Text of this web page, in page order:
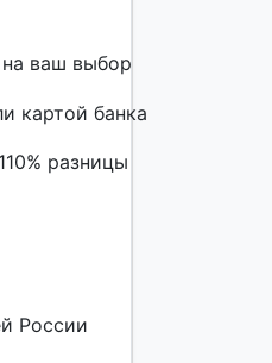
ваш выбор
картой банка
разницы
России